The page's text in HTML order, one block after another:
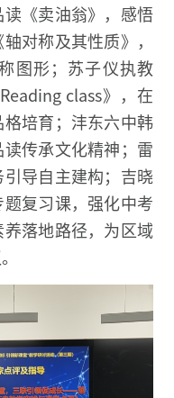
《卖油翁》，感悟
对称及其性质》，
图形；苏子仪执教
class》，在
培育；沣东六中韩
传承文化精神；雷
导自主建构；吉晓
复习课，强化中考
落地路径，为区域